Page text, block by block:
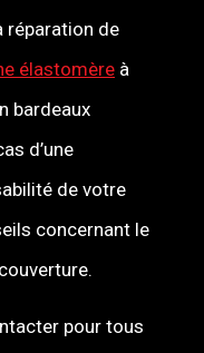
réparation de
élastomère à
bardeaux
d’une
de votre
concernant le
pour tous